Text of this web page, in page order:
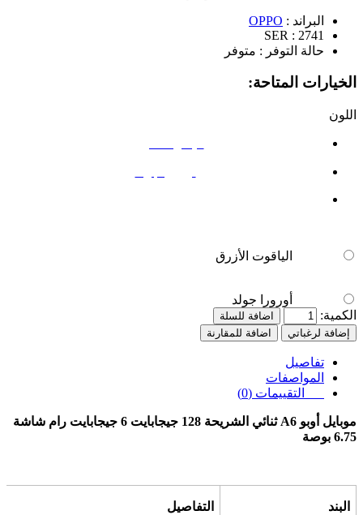
البراند : OPPO
SER : 2741
حالة التوفر : متوفر
الخيارات المتاحة:
اللون
الياقوت الأزرق
أورورا جولد
الكمية:
اضافة للسلة
إضافة لرغباتي
اضافة للمقارنة
تفاصيل
المواصفات
التقييمات (0)
موبايل أوبو
ثنائي الشريحة 128 جيجابايت 6 جيجابايت رام شاشة
6.75 بوصة
البند التفاصيل